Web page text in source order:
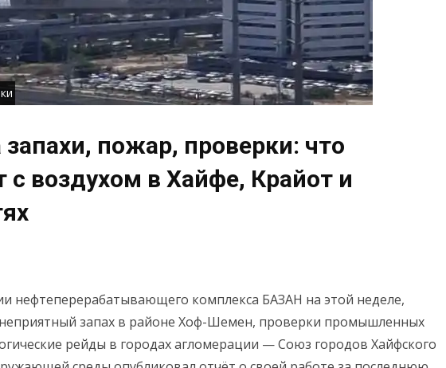
пожар, проверки: что
с воздухом в Хайфе, Крайот и
нефтеперерабатывающего комплекса БАЗАН на этой неделе,
запах в районе Хоф-Шемен, проверки промышленных
рейды в городах агломерации — Союз городов Хайфского